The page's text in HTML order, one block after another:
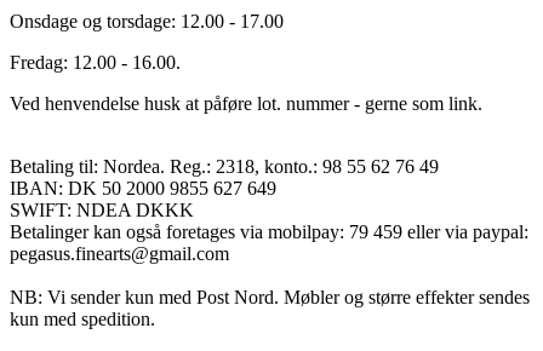
Onsdage og torsdage: 12.00 - 17.00
Fredag: 12.00 - 16.00.
Ved henvendelse husk at påføre lot. nummer - gerne som link.
Betaling til: Nordea. Reg.: 2318, konto.: 98 55 62 76 49
IBAN: DK 50 2000 9855 627 649
SWIFT: NDEA DKKK
Betalinger kan også foretages via mobilpay: 79 459 eller via paypal:
pegasus.finearts@gmail.com
NB: Vi sender kun med Post Nord. Møbler og større effekter sendes
kun med spedition.